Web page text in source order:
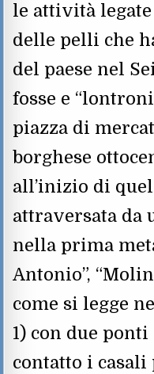
le attività
delle pelli che
del paese nel
fosse e
piazza di
borghese
all’inizio di
attraversata da
nella prima
Antonio”,
come si legge
1) con due
contatto i